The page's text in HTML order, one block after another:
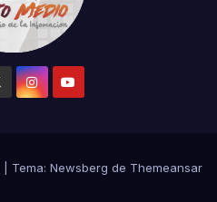
Tema: Newsberg de Themeansar